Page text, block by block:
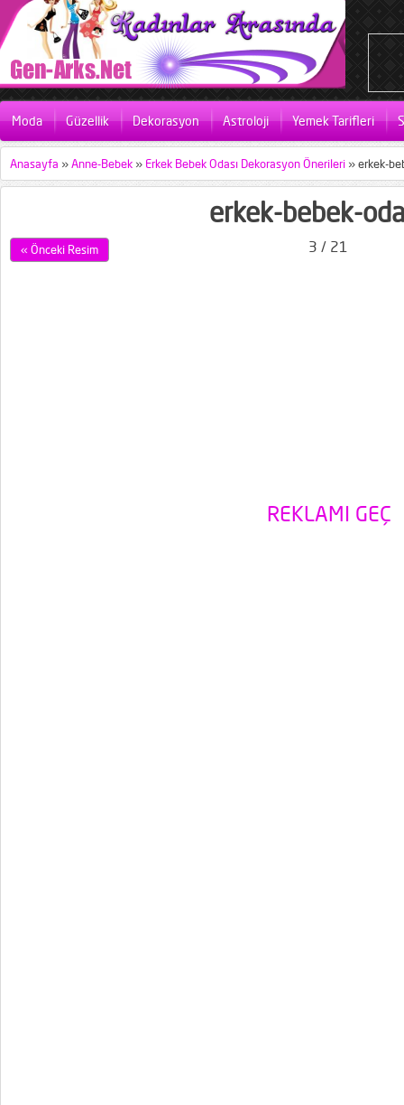
Moda Güzellik Dekorasyon Astroloji Yemek Tarifleri
Anasayfa »Anne-Bebek » Erkek Bebek Odası Dekorasyon Önerileri »erkek-
erkek-bebek-
« Önceki Resim 3 / 21
REKLAMI GEÇ